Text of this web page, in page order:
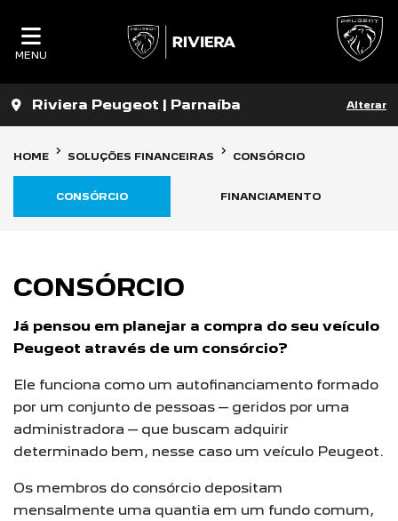
MENU
Riviera Peugeot | Parnaíba Alterar
HOME SOLUÇÕES FINANCEIRAS CONSÓRCIO
CONSÓRCIO FINANCIAMENTO
CONSÓRCIO
Já pensou em planejar a compra do seu veículo
Peugeot através de um consórcio?
Ele funciona como um autofinanciamento formado
por um conjunto de pessoas – geridos por uma
administradora – que buscam adquirir
determinado bem, nesse caso um veículo Peugeot.
Os membros do consórcio depositam
mensalmente uma quantia em um fundo comum,